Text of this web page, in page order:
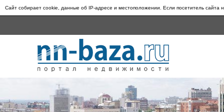
Сайт собирает cookie, данные об IP-адресе и местоположении. Если посетитель сайта